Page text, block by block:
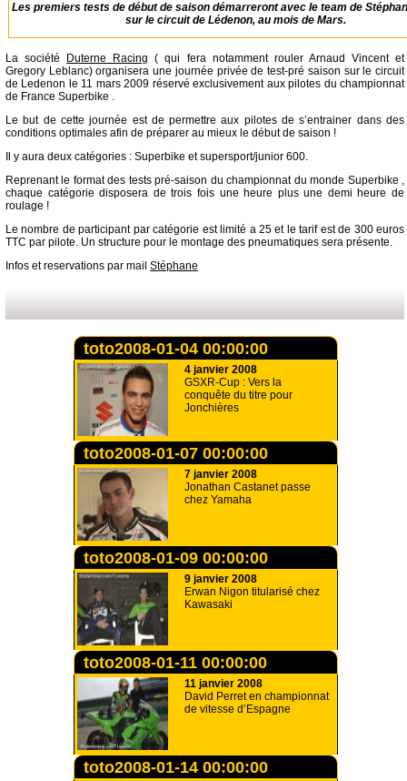
Les premiers tests de début de saison démarreront avec le team de
sur le circuit de Lédenon, au mois de Mars.
La société Duterne Racing ( qui fera notamment rouler Arnaud Vincent et
Gregory Leblanc) organisera une journée privée de test-pré saison sur le circuit
de Ledenon le 11 mars 2009 réservé exclusivement aux pilotes du championnat
de France Superbike .
Le but de cette journée est de permettre aux pilotes de s’entrainer dans des
conditions optimales afin de préparer au mieux le début de saison !
Il y aura deux catégories : Superbike et supersport/junior 600.
Reprenant le format des tests pré-saison du championnat du monde Superbike ,
chaque catégorie disposera de trois fois une heure plus une demi heure de
roulage !
Le nombre de participant par catégorie est limité a 25 et le tarif est de 300 euros
TTC par pilote. Un structure pour le montage des pneumatiques sera présente.
Infos et reservations par mail Stéphane
toto2008-01-04 00:00:00
4 janvier 2008
GSXR-Cup : Vers la
conquête du titre pour
Jonchières
toto2008-01-07 00:00:00
7 janvier 2008
Jonathan Castanet passe
chez Yamaha
toto2008-01-09 00:00:00
9 janvier 2008
Erwan Nigon titularisé chez
Kawasaki
toto2008-01-11 00:00:00
11 janvier 2008
David Perret en championnat
de vitesse d’Espagne
toto2008-01-14 00:00:00